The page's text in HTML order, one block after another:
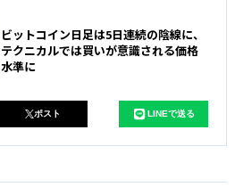
ビットコイン日足は5日連続の陰線に、
テクニカルでは買いが意識される価格
水準に
ポスト LINEで送る